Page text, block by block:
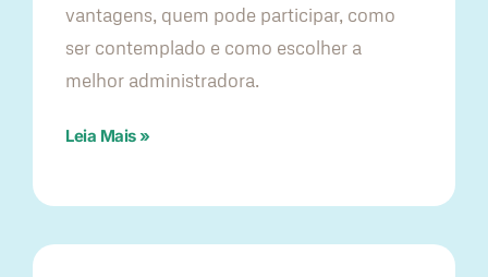
vantagens, quem pode participar, como
ser contemplado e como escolher a
melhor administradora.
Leia Mais »